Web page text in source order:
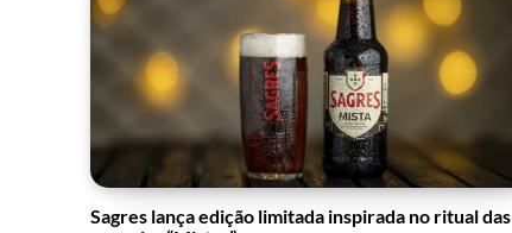
Sagres lança edição limitada inspirada no ritual das